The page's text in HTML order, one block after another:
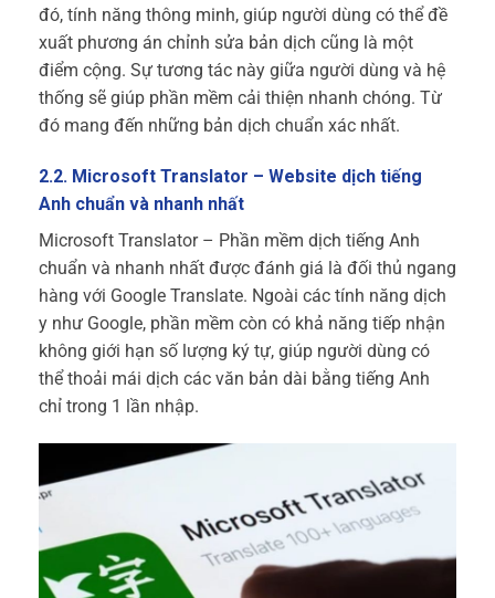
đó, tính năng thông minh, giúp người dùng có thể đề
xuất phương án chỉnh sửa bản dịch cũng là một
điểm cộng. Sự tương tác này giữa người dùng và hệ
thống sẽ giúp phần mềm cải thiện nhanh chóng. Từ
đó mang đến những bản dịch chuẩn xác nhất.
2.2. Microsoft Translator – Website dịch tiếng
Anh chuẩn và nhanh nhất
Microsoft Translator – Phần mềm dịch tiếng Anh
chuẩn và nhanh nhất được đánh giá là đối thủ ngang
hàng với Google Translate. Ngoài các tính năng dịch
y như Google, phần mềm còn có khả năng tiếp nhận
không giới hạn số lượng ký tự, giúp người dùng có
thể thoải mái dịch các văn bản dài bằng tiếng Anh
chỉ trong 1 lần nhập.